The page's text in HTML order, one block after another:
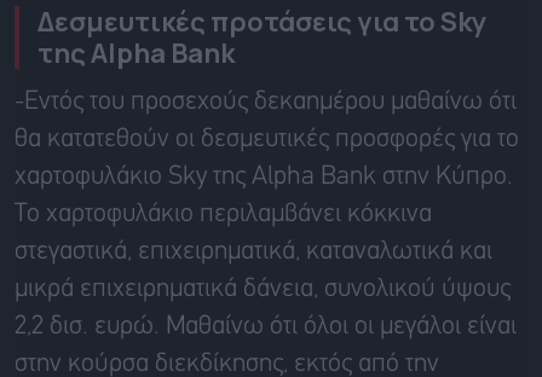
Δεσμευτικές προτάσεις για το Sky
της Alpha Bank
-Εντός του προσεχούς δεκαημέρου μαθαίνω ότι
θα κατατεθούν οι δεσμευτικές προσφορές για το
χαρτοφυλάκιο Sky της Alpha Bank στην Κύπρο.
Το χαρτοφυλάκιο περιλαμβάνει κόκκινα
στεγαστικά, επιχειρηματικά, καταναλωτικά και
μικρά επιχειρηματικά δάνεια, συνολικού ύψους
2,2 δισ. ευρώ. Μαθαίνω ότι όλοι οι μεγάλοι είναι
στην κούρσα διεκδίκησης, εκτός από την